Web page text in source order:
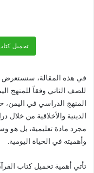
تحميل
في هذه المقالة، سنستعرض
للصف الثاني وفقاً للمنهج
المنهج الدراسي في اليمن،
الدينية والأخلاقية من خلال
مجرد مادة تعليمية، بل هو
وأهميته في الحياة اليومية.
تأتي أهمية تحميل كتاب